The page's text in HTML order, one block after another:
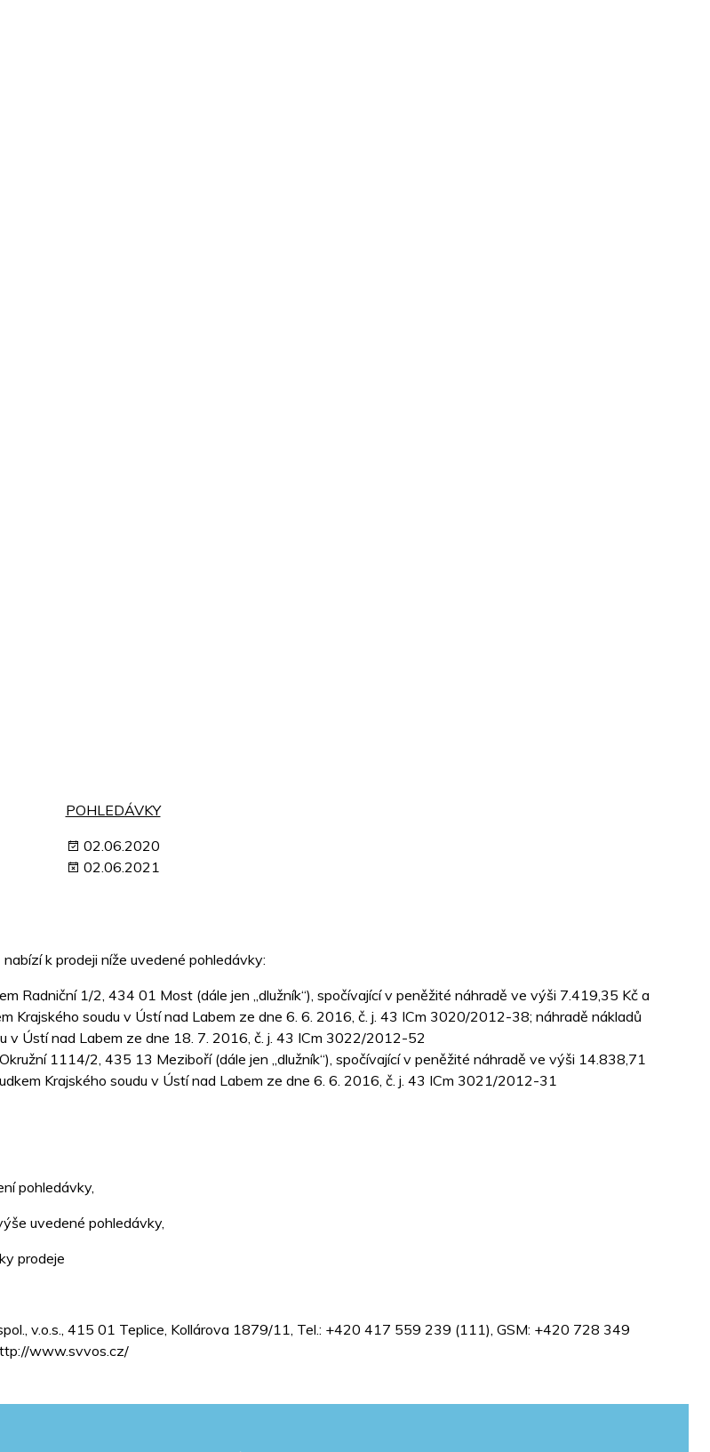
POHLEDÁVKY
02.06.2020
02.06.2021
k prodeji níže uvedené pohledávky:
Radniční 1/2, 434 01 Most (dále jen „dlužník“), spočívající v peněžité náhradě ve výši 7.419,35 Kč a
Krajského soudu v Ústí nad Labem ze dne 6. 6. 2016, č. j. 43 ICm 3020/2012-38; náhradě nákladů
v Ústí nad Labem ze dne 18. 7. 2016, č. j. 43 ICm 3022/2012-52
1114/2, 435 13 Meziboří (dále jen „dlužník“), spočívající v peněžité náhradě ve výši 14.838,71
Krajského soudu v Ústí nad Labem ze dne 6. 6. 2016, č. j. 43 ICm 3021/2012-31
pohledávky,
uvedené pohledávky,
prodeje
v.o.s., 415 01 Teplice, Kollárova 1879/11, Tel.: +420 417 559 239 (111), GSM: +420 728 349
www.svvos.cz/